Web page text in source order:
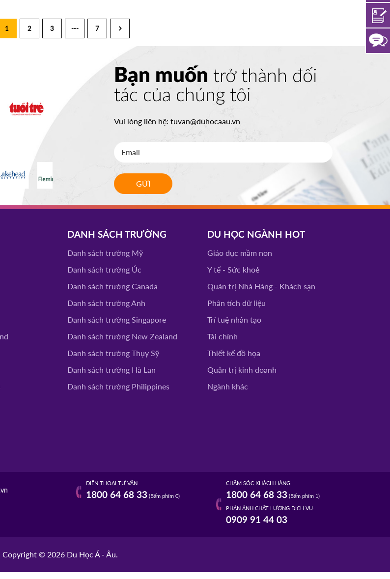
1 2 3 --- 7
Bạn muốn trở thành đối
tác của chúng tôi
Vui lòng liên hệ: tuvan@duhocaau.vn
GỬI
DANH SÁCH TRƯỜNG
Danh sách trường Mỹ
Danh sách trường Úc
Danh sách trường Canada
Danh sách trường Anh
Danh sách trường Singapore
Danh sách trường New Zealand
Danh sách trường Thụy Sỹ
Danh sách trường Hà Lan
Danh sách trường Philippines
DU HỌC NGÀNH HOT
Giáo dục mầm non
Y tế - Sức khoẻ
Quản trị Nhà Hàng - Khách sạn
Phân tích dữ liệu
Trí tuệ nhân tạo
Tài chính
Thiết kế đồ họa
Quản trị kinh doanh
Ngành khác
ĐIỆN THOẠI TƯ VẤN
1800 64 68 33 (Bấm phím 0)
CHĂM SÓC KHÁCH HÀNG
1800 64 68 33 (Bấm phím 1)
PHẢN ÁNH CHẤT LƯỢNG DỊCH VỤ:
0909 91 44 03
Copyright © 2026 Du Học Á - Âu.